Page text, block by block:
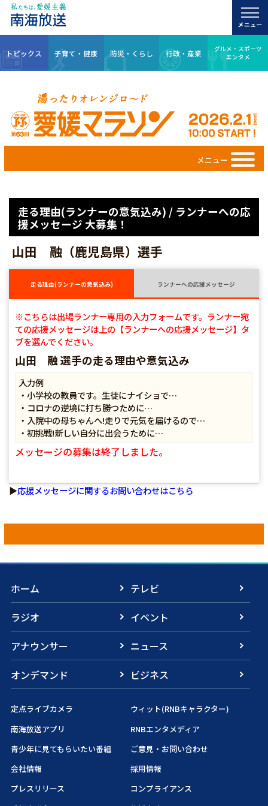
トピックス 子育て・健康 防災・くらし 行政・産業
グルメ・スポーツ
エンタメ
メニュー
走る理由(ランナーの意気込み) / ランナーへの応
援メッセージ 大募集！
山田 融（鹿児島県）選手
走る理由(ランナーの意気込み) ランナーへの応援メッセージ
※こちらは出場ランナー専用の入力フォームです。ランナー宛
ての応援メッセージは上の【ランナーへの応援メッセージ】タ
ブを選んでください。
山田 融 選手の走る理由や意気込み
入力例
・小学校の教員です。生徒にナイショで…
・コロナの逆境に打ち勝つために…
・入院中の母ちゃんへ!走りで元気を届けるので…
・初挑戦!新しい自分に出会うために…
メッセージの募集は終了しました。
▶応援メッセージに関するお問い合わせはこちら
ホーム
テレビ
ラジオ
イベント
アナウンサー
ニュース
オンデマンド
ビジネス
定点ライブカメラ
ウィット(RNBキャラクター)
南海放送アプリ
RNBエンタメディア
青少年に見てもらいたい番組
ご意見・お問い合わせ
会社情報
採用情報
プレスリリース
コンプライアンス